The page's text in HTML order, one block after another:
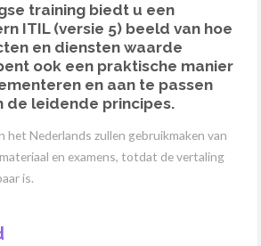
training biedt u een
ITIL (versie 5) beeld van hoe
en diensten waarde
ook een praktische manier
en aan te passen
de leidende principes.
het Nederlands zullen gebruikmaken van
en examens, totdat de vertaling
is.